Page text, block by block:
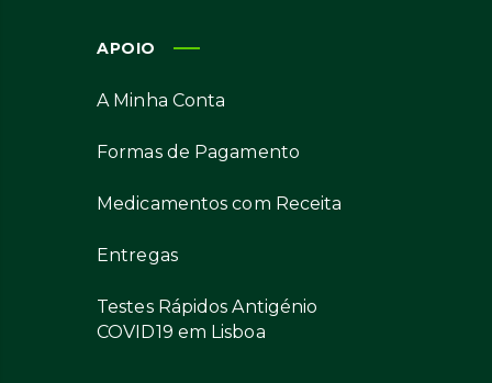
APOIO
A Minha Conta
Formas de Pagamento
Medicamentos com Receita
Entregas
Testes Rápidos Antigénio
COVID19 em Lisboa